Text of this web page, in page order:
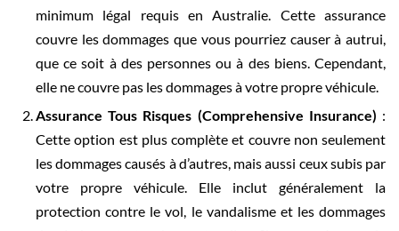
minimum légal requis en Australie. Cette assurance
couvre les dommages que vous pourriez causer à autrui,
que ce soit à des personnes ou à des biens. Cependant,
elle ne couvre pas les dommages à votre propre véhicule.
Assurance Tous Risques (Comprehensive Insurance) :
Cette option est plus complète et couvre non seulement
les dommages causés à d’autres, mais aussi ceux subis par
votre propre véhicule. Elle inclut généralement la
protection contre le vol, le vandalisme et les dommages